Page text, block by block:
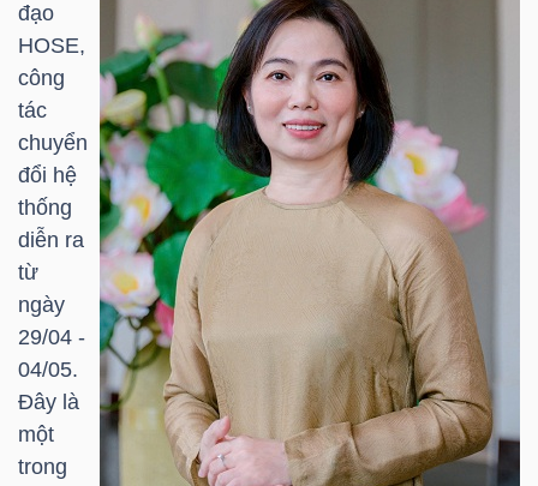
đạo
HOSE,
công
tác
chuyển
đổi hệ
thống
diễn ra
từ
ngày
29/04 -
04/05.
Đây là
một
trong
THẾ
GIỚI
ĐÔNG
DƯƠNG
TÀI
CHÍNH
CÁ
NHÂN